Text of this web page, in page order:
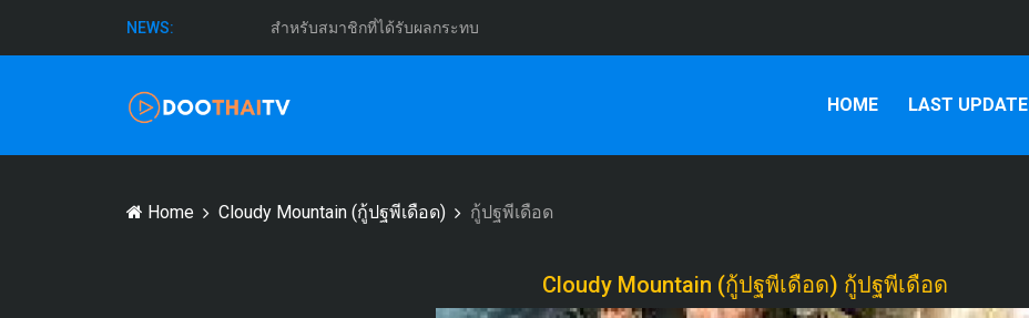
NEWS: สำหรับสมาชิกที่ได้รับผลกระทบ
HOME LAST UPDATE
Home Cloudy Mountain (กู้ปฐพีเดือด) กู้ปฐพีเดือด
Cloudy Mountain (กู้ปฐพีเดือด) กู้ปฐพีเดือด